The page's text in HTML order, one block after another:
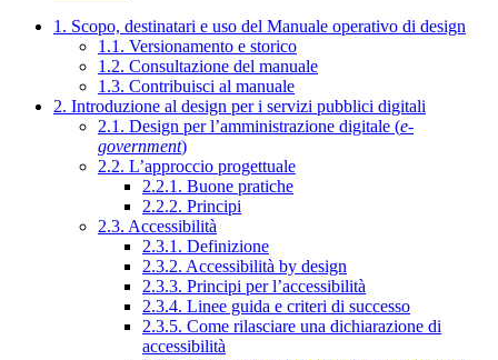
1. Scopo, destinatari e uso del Manuale operativo di design
1.1. Versionamento e storico
1.2. Consultazione del manuale
1.3. Contribuisci al manuale
2. Introduzione al design per i servizi pubblici digitali
2.1. Design per l’amministrazione digitale (e-
government)
2.2. L’approccio progettuale
2.2.1. Buone pratiche
2.2.2. Principi
2.3. Accessibilità
2.3.1. Definizione
2.3.2. Accessibilità by design
2.3.3. Principi per l’accessibilità
2.3.4. Linee guida e criteri di successo
2.3.5. Come rilasciare una dichiarazione di
accessibilità